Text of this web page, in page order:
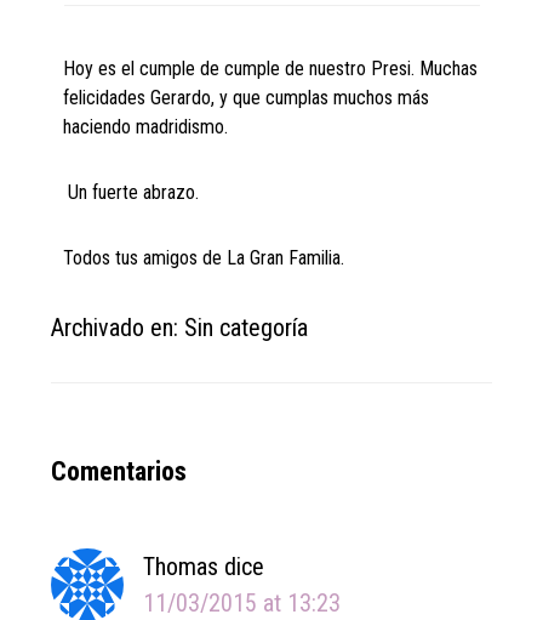
Hoy es el cumple de cumple de nuestro Presi. Muchas
felicidades Gerardo, y que cumplas muchos más
haciendo madridismo.
Un fuerte abrazo.
Todos tus amigos de La Gran Familia.
Archivado en: Sin categoría
Reader
Comentarios
Thomas dice
11/03/2015 at 13:23